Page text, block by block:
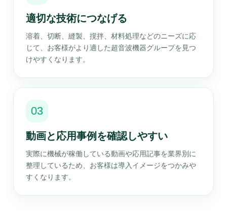
適切な技術につなげる
溶着、切断、縫製、撹拌、材料処理などのニーズに応
じて、お客様がより適した超音波機器グループを見つ
けやすくなります。
03
動画と応用事例を確認しやすい
実際に機械が稼働している動画や応用記事を業界別に
整理しているため、お客様は導入イメージをつかみや
すくなります。